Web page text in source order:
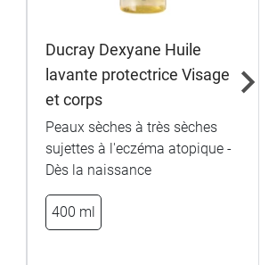
Ducray Dexyane Huile
lavante protectrice Visage
et corps
Peaux sèches à très sèches
sujettes à l'eczéma atopique -
Dès la naissance
400 ml